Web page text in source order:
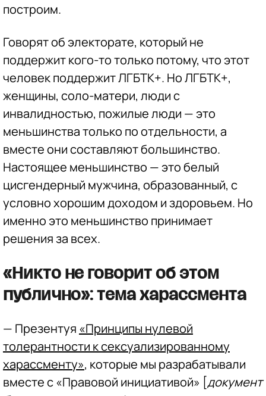
построим.
Говорят об электорате, который не
поддержит кого-то только потому, что этот
человек поддержит ЛГБТК+. Но ЛГБТК+,
женщины, соло-матери, люди с
инвалидностью, пожилые люди — это
меньшинства только по отдельности, а
вместе они составляют большинство.
Настоящее меньшинство — это белый
цисгендерный мужчина, образованный, с
условно хорошим доходом и здоровьем. Но
именно это меньшинство принимает
решения за всех.
«Никто не говорит об этом
публично»: тема харассмента
— Презентуя «Принципы нулевой
толерантности к сексуализированному
харассменту», которые мы разрабатывали
вместе с «Правовой инициативой» [документ